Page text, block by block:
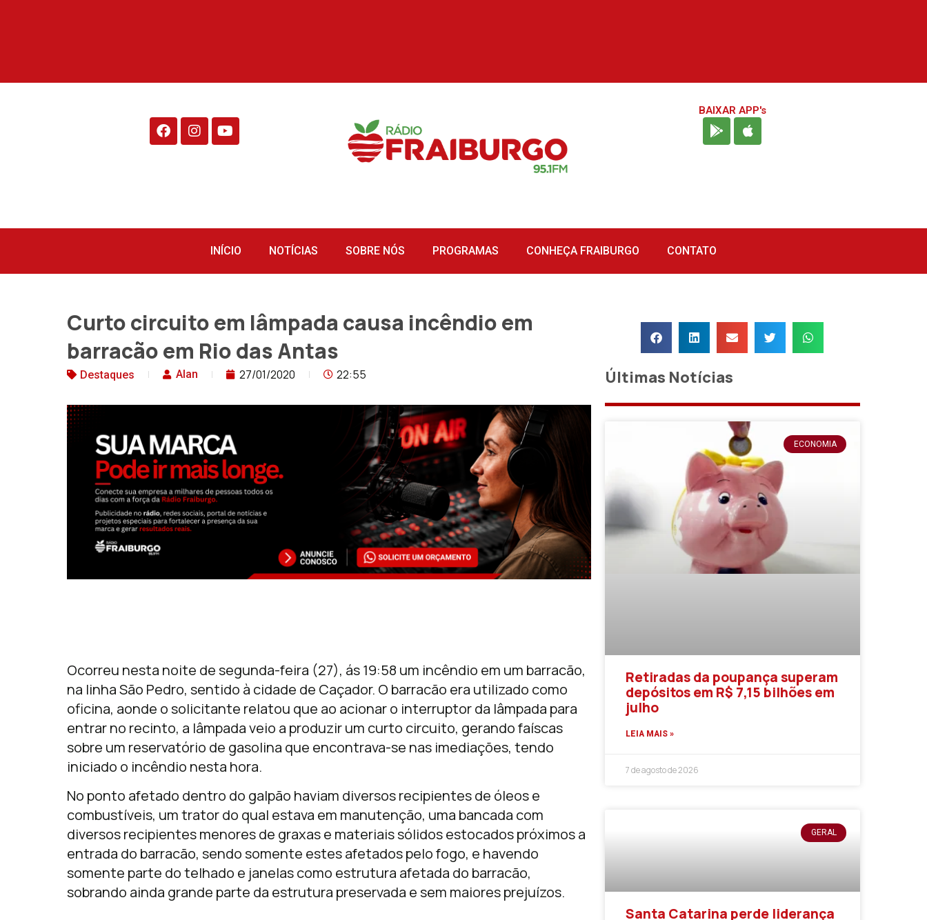
BAIXAR APP's
INÍCIO NOTÍCIAS SOBRE NÓS PROGRAMAS CONHEÇA FRAIBURGO CONTATO
Curto circuito em lâmpada causa incêndio em
barracão em Rio das Antas
Destaques Alan 27/01/2020 22:55
Ocorreu nesta noite de segunda-feira (27), ás 19:58 um incêndio em um barracão,
na linha São Pedro, sentido à cidade de Caçador. O barracão era utilizado como
oficina, aonde o solicitante relatou que ao acionar o interruptor da lâmpada para
entrar no recinto, a lâmpada veio a produzir um curto circuito, gerando faíscas
sobre um reservatório de gasolina que encontrava-se nas imediações, tendo
iniciado o incêndio nesta hora.
No ponto afetado dentro do galpão haviam diversos recipientes de óleos e
combustíveis, um trator do qual estava em manutenção, uma bancada com
diversos recipientes menores de graxas e materiais sólidos estocados próximos a
entrada do barracão, sendo somente estes afetados pelo fogo, e havendo
somente parte do telhado e janelas como estrutura afetada do barracão,
sobrando ainda grande parte da estrutura preservada e sem maiores prejuízos.
Últimas Notícias
ECONOMIA
Retiradas da poupança superam
depósitos em R$ 7,15 bilhões em
julho
LEIA MAIS »
7 de agosto de 2026
GERAL
Santa Catarina perde liderança